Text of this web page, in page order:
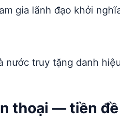
gia lãnh đạo khởi
truy tặng danh hiệu
thoại — tiền